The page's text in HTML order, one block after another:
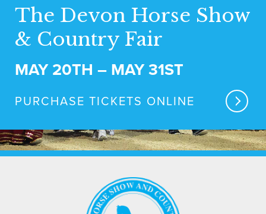
The Devon Horse Show
& Country Fair
MAY 20TH – MAY 31ST
PURCHASE TICKETS ONLINE